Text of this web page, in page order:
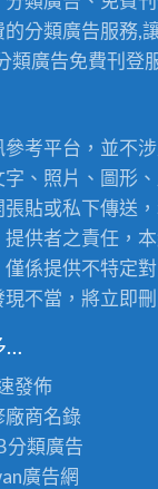
分類廣告服務,
類廣告免費刊登
考平台，並不
、照片、圖形
貼或私下傳送
供者之責任，
係提供不特定
不當，將立即
…
發佈
商名錄
分類廣告
廣告網